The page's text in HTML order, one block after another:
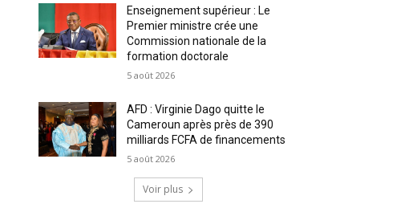
Enseignement supérieur : Le
Premier ministre crée une
Commission nationale de la
formation doctorale
5 août 2026
AFD : Virginie Dago quitte le
Cameroun après près de 390
milliards FCFA de financements
5 août 2026
Voir plus